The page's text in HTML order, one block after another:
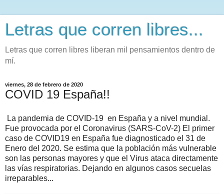
Letras que corren libres...
Letras que corren libres liberan mil pensamientos dentro de
mí.
viernes, 28 de febrero de 2020
COVID 19 España!!
La pandemia de COVID-19 en España y a nivel mundial.
Fue provocada por el Coronavirus (SARS-CoV-2) El primer
caso de COVID19 en España fue diagnosticado el 31 de
Enero del 2020. Se estima que la población más vulnerable
son las personas mayores y que el Virus ataca directamente
las vías respiratorias. Dejando en algunos casos secuelas
irreparables...